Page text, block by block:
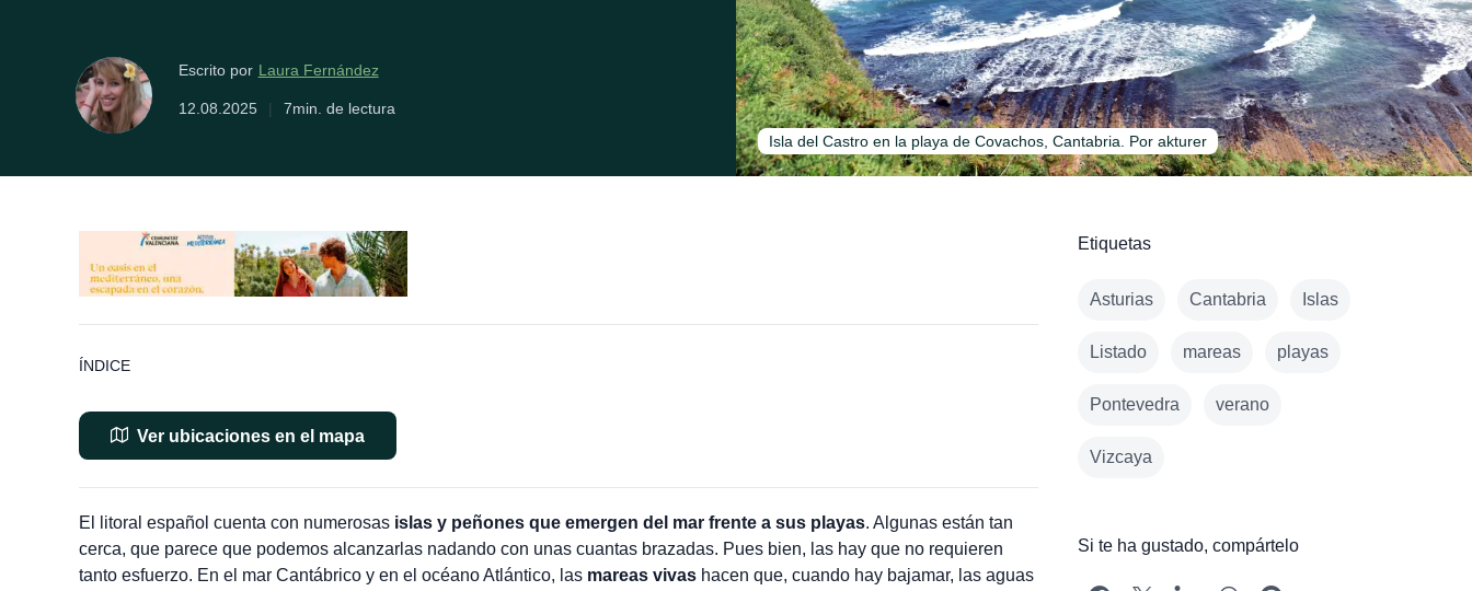
Escrito por Laura Fernández
12.08.2025 |
7min. de lectura
Isla del Castro en la playa de Covachos, Cantabria. Por akturer
ÍNDICE
Ver ubicaciones en el mapa
El litoral español cuenta con numerosas islas y peñones que emergen del mar frente a sus playas. Algunas están tan
cerca, que parece que podemos alcanzarlas nadando con unas cuantas brazadas. Pues bien, las hay que no requieren
tanto esfuerzo. En el mar Cantábrico y en el océano Atlántico, las mareas vivashacen que, cuando hay bajamar, las aguas
Etiquetas
Asturias Cantabria Islas
Listado mareas playas
Pontevedra verano
Vizcaya
Si te ha gustado, compártelo